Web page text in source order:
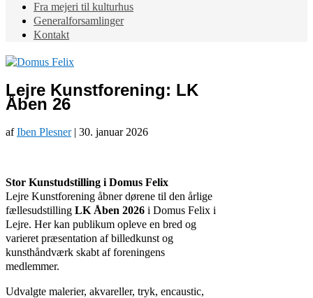
Fra mejeri til kulturhus
Generalforsamlinger
Kontakt
Lejre Kunstforening: LK
Åben 26
afIben Plesner| 30. januar 2026
Stor Kunstudstilling i Domus Felix
Lejre Kunstforening åbner dørene til den årlige
fællesudstilling LK Åben 2026 i Domus Felix i
Lejre. Her kan publikum opleve en bred og
varieret præsentation af billedkunst og
kunsthåndværk skabt af foreningens
medlemmer.
Udvalgte malerier, akvareller, tryk, encaustic,